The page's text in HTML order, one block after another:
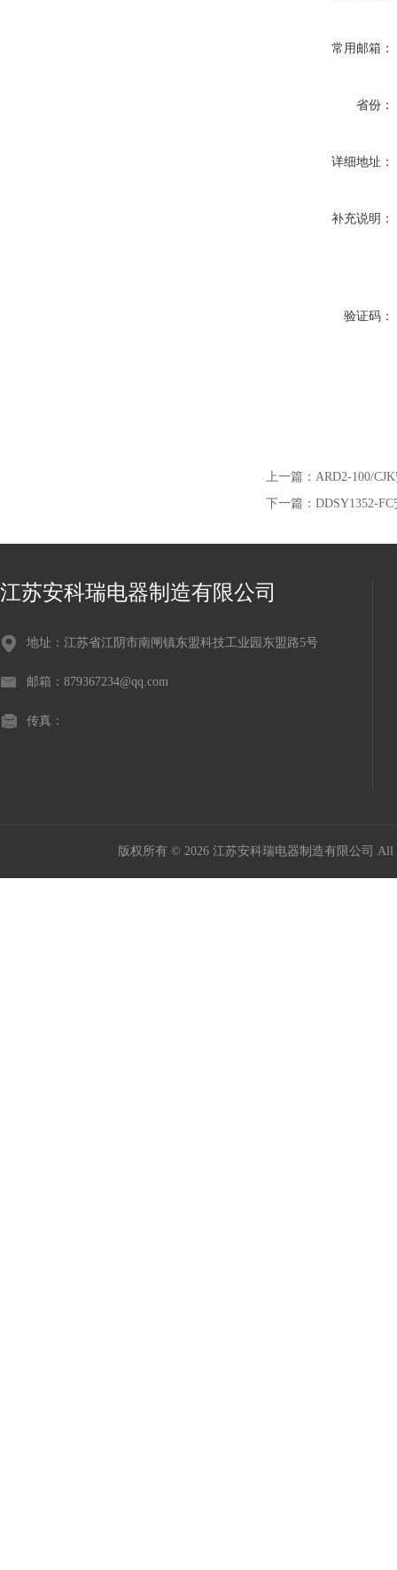
常用邮箱：
省份：
详细地址：
补充说明：
验证码：
上一篇： ARD2-100/
下一篇： DDSY1352-
江苏安科瑞电器制造有限公司
地址：江苏省江阴市南闸镇东盟科技工业园东盟路5号
邮箱：879367234@qq.com
传真：
版权所有 © 2026 江苏安科瑞电器制造有限公司